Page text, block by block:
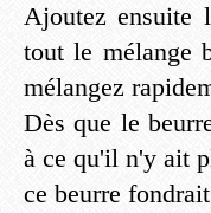
Ajoutez ensuite
tout le mélange
mélangez
Dès que le
à ce qu'il n'y ait
ce beurre